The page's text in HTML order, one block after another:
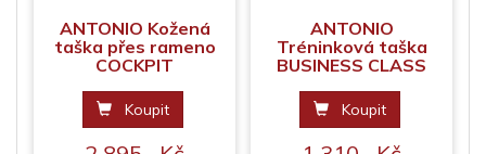
ANTONIO Kožená
taška přes rameno
COCKPIT
Koupit
ANTONIO
Tréninková taška
BUSINESS CLASS
Koupit